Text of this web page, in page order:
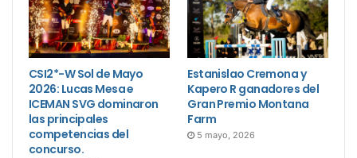
CSI2*-W Sol de Mayo
2026: Lucas Mesa e
ICEMAN SVG dominaron
las principales
competencias del
concurso.
Estanislao Cremona y
Kapero R ganadores del
Gran Premio Montana
Farm
5 mayo, 2026